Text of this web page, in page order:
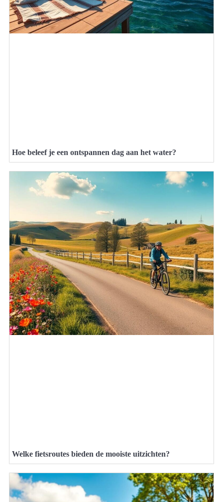
Hoe beleef je een ontspannen dag aan het water?
Welke fietsroutes bieden de mooiste uitzichten?